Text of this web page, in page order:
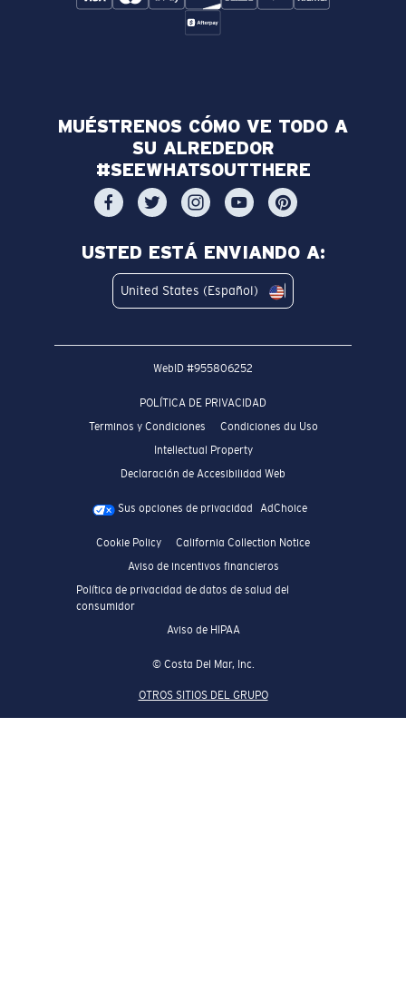
MUÉSTRENOS CÓMO VE TODO A
SU ALREDEDOR
#SEEWHATSOUTTHERE
USTED ESTÁ ENVIANDO A:
United States (Español)
WebID #955806252
POLÍTICA DE PRIVACIDAD
Terminos y Condiciones
Condiciones du Uso
Intellectual Property
Declaración de Accesibilidad Web
Sus opciones de privacidad AdChoice
Cookie Policy
California Collection Notice
Aviso de incentivos financieros
Política de privacidad de datos de salud del
consumidor
Aviso de HIPAA
© Costa Del Mar, Inc.
OTROS SITIOS DEL GRUPO